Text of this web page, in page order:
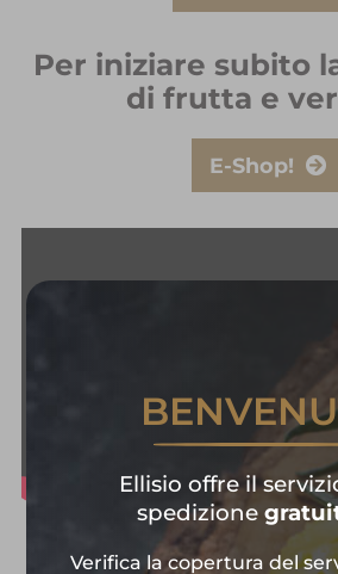
Per iniziare subito
di frutta e
E-Shop!
Frutta e
Ellisio offre il
spedizione
Verifica la copertura del